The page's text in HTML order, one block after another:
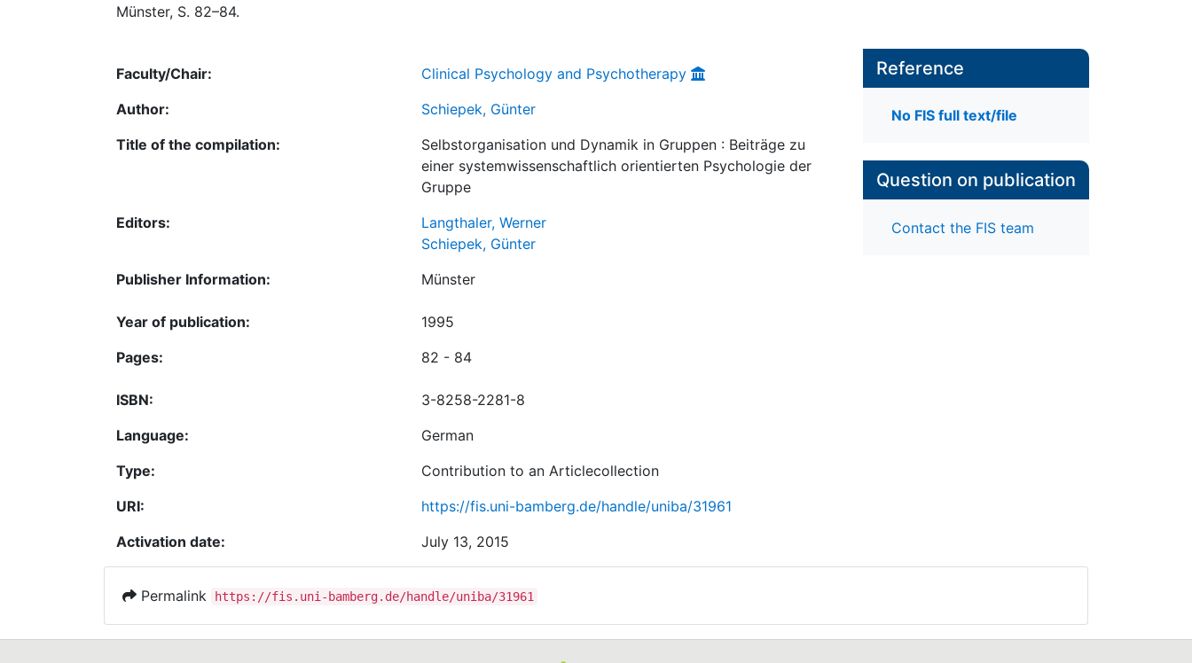
Münster, S. 82–84.
Faculty/Chair:
Clinical Psychology and Psychotherapy
Author:
Schiepek, Günter
Title of the compilation:
Selbstorganisation und Dynamik in Gruppen : Beiträge zu
einer systemwissenschaftlich orientierten Psychologie der
Gruppe
Editors:
Langthaler, Werner
Schiepek, Günter
Publisher Information:
Münster
Year of publication:
1995
Pages:
82 - 84
ISBN:
3-8258-2281-8
Language:
German
Type:
Contribution to an Articlecollection
URI:
https://fis.uni-bamberg.de/handle/uniba/31961
Activation date:
July 13, 2015
Reference
No FIS full text/file
Question on publication
Contact the FIS team
Permalink https://fis.uni-bamberg.de/handle/uniba/31961